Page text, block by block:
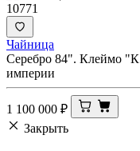
10771
Чайница
Серебро 84". Клеймо
империи
1 100 000 ₽
Закрыть